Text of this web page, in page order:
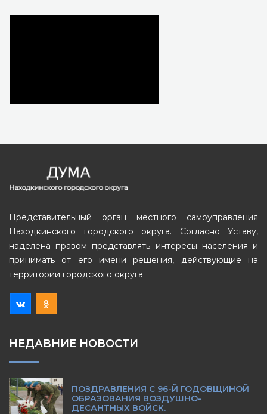
Представительный орган местного самоуправления
Находкинского городского округа. Согласно Уставу,
наделена правом представлять интересы населения и
принимать от его имени решения, действующие на
территории городского округа
НЕДАВНИЕ НОВОСТИ
ПОЗДРАВЛЕНИЯ С 96-Й ГОДОВЩИНОЙ
ОБРАЗОВАНИЯ ВОЗДУШНО-
ДЕСАНТНЫХ ВОЙСК.